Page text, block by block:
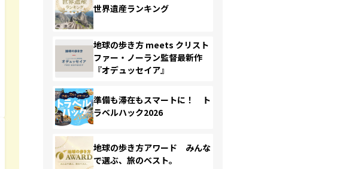
世界遺産ランキング
地球の歩き方 meets クリスト
ファー・ノーラン監督最新作
『オデュッセイア』
準備も滞在もスマートに！ ト
ラベルハック2026
地球の歩き方アワード みんな
で選ぶ、旅のベスト。